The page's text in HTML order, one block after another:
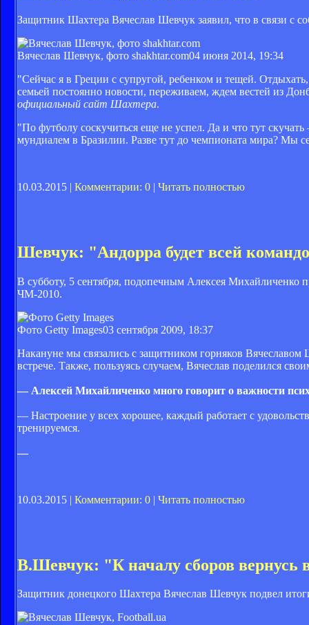
Защитник Шахтера Вячеслав Шевчук заявил, что в связи с
Вячеслав Шевчук, фото shakhtar.com04 июня 2014, 19:34
"Сейчас я в Греции с супругой, ребенком и тещей.
семьей постоянно новости, переживаем, ждем вестей из
официальный сайт Шахтера.
"По футболу соскучиться еще не успел. Да и что тут
мундиалем в Бразилии. Разве тут до чемпионата мира? Мы
10.03.2015 | Комментарии: 0 | Читать полностью
Шевчук: "Андорра будет всей
В субботу, 5 сентября, подопечным Алексея Михайличенко
ЧМ-2010.
Фото Getty Images03 сентября 2009, 18:37
Накануне мы связались с защитником горняков
встрече. Также, пользуясь случаем, Вячеслав поделился
— Алексей Михайличенко много говорит о важности
— Настроение у всех хорошее, каждый работает с
тренируемся.
—
10.03.2015 | Комментарии: 0 | Читать полностью
В.Шевчук: "К началу сборов вернусь
Защитник донецкого Шахтера Вячеслав Шевчук подвел